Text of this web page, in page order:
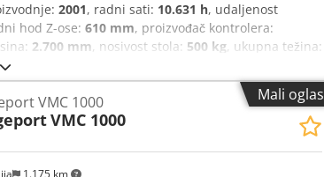
2001, radni sati: 10.631 h, udaljenost
hod Z-ose: 610 mm, proizvođač kontrolera:
2.700 mm, nosivost stola: 500 kg, ukupna težina:
motora vretena:
mašina je proizvedena 2001. godine. Ima radni
od 610 mm i hodom po Z osi od 610 mm. Mašina
mm, sa maksimalnim opterećenjem stola od 500
vertikalni obradni centar Bridgeport VMC
informacije. • Sto: 1150 x 580 mm; 5 T-
Mali oglas
VMC 1000
VMC 1000